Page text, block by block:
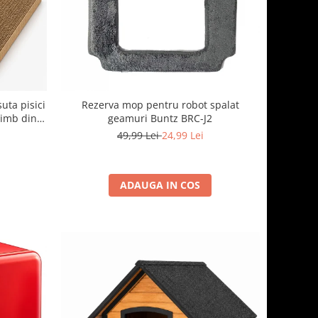
pisici
din
casuta
Rezerva mop pentru robot spalat
geamuri Buntz BRC-J2
49,99 Lei24,99 Lei
ADAUGA IN COS